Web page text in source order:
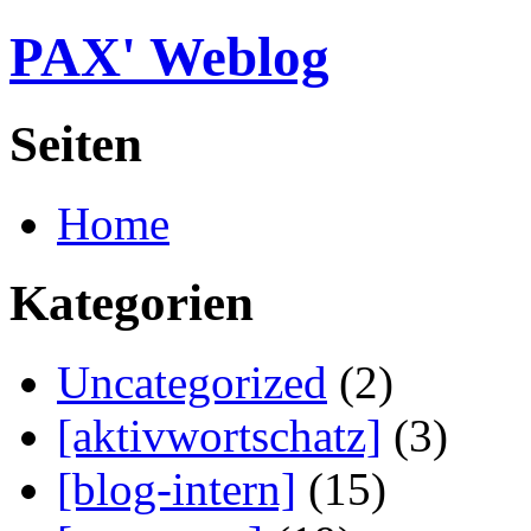
PAX' Weblog
Seiten
Home
Kategorien
Uncategorized (2)
[aktivwortschatz] (3)
[blog-intern] (15)